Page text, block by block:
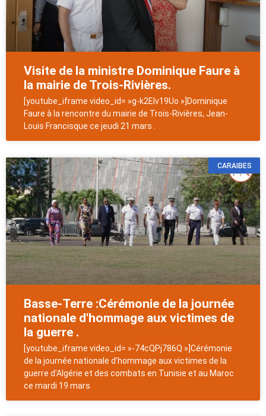
Visite de la ministre Dominique Faure à
la mairie de Trois-Rivières.
[youtube_iframe video_id= »g-k2EIv19Uo »]Dominique
Faure à la rencontre du mairie de Trois-Rivières, Jean-
Louis Francisque ce jeudi 21 mars .
CARAIBES
Basse-Terre :Cérémonie de la journée
nationale d'hommage aux victimes de
la guerre .
[youtube_iframe video_id= »-74cQPj786Q »]Cérémonie
de la journée nationale d’hommage aux victimes de la
guerre d'Algérie et des combats en Tunisie et au Maroc
ce mardi 19 mars